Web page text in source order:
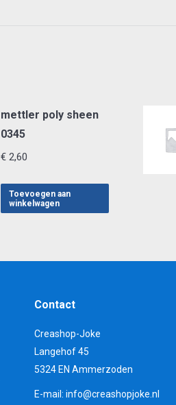
mettler poly sheen
0345
€ 2,60
Toevoegen aan
winkelwagen
Contact
Creashop-Joke
Langehof 45
5324 EN Ammerzoden
E-mail: info@creashopjoke.nl